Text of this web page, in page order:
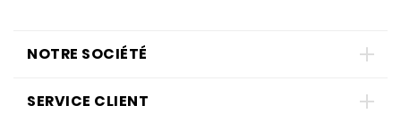
NOTRE SOCIÉTÉ
SERVICE CLIENT